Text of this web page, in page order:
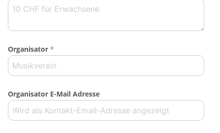
Organisator *
Organisator E-Mail Adresse